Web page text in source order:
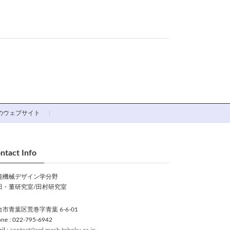
ウェブサイト
Info
機械デザイン学分野
・董研究室/田村研究室
市青葉区荒巻字青葉 6-6-01
: 022-795-6942